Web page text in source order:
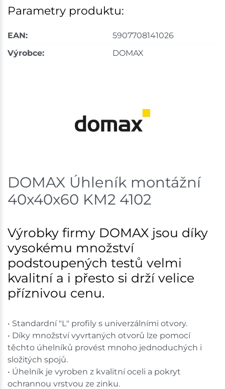
Bystřice
Skladem na prodejně - doručení do 7 dnů
Velká Bíteš
Skladem na prodejně - doručení do 7 dnů
16 ks
Skladové množství na prodejnách je pouze orientační.
Ceny na prodejnách se mohou lišit od cen na e-
shopu.
Parametry produktu:
EAN:
5907708141026
Výrobce:
DOMAX
DOMAX Úhleník montážní
40x40x60 KM2 4102
Výrobky firmy DOMAX jsou díky
vysokému množství
podstoupených testů velmi
kvalitní a i přesto si drží velice
příznivou cenu.
• Standardní "L" profily s univerzálními otvory.
• Díky množství vyvrtaných otvorů lze pomocí
těchto úhelníků provést mnoho jednoduchých i
složitých spojů.
• Úhelník je vyroben z kvalitní oceli a pokryt
ochrannou vrstvou ze zinku.